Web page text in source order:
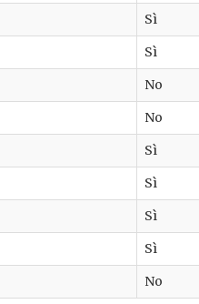
Sì
Sì
No
No
Sì
Sì
Sì
Sì
No